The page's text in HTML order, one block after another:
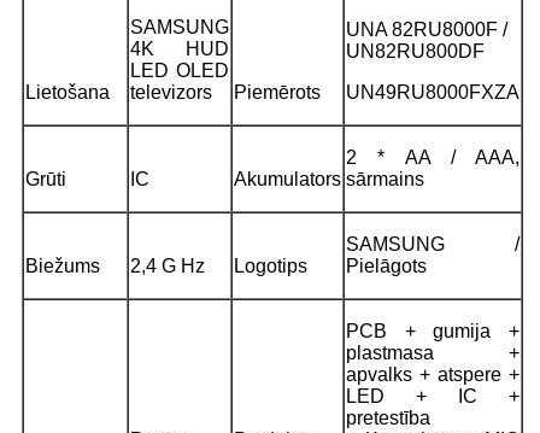
Lietošana
SAMSUNG
4K HUD
LED OLED
televizors
Piemērots
UNA 82RU8000F /
UN82RU800DF
UN49RU8000FXZA
Grūti IC Akumulators
2 * AA / AAA,
sārmains
Biežums 2,4 G Hz Logotips
SAMSUNG /
Pielāgots
PCB + gumija +
plastmasa +
apvalks + atspere +
LED + IC +
pretestība